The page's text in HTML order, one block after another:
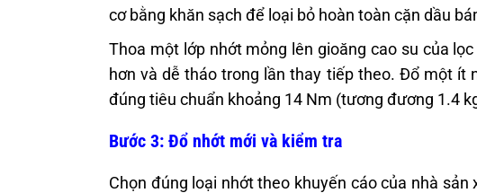
cơ bằng khăn sạch để loại bỏ hoàn toàn cặn dầu
Thoa một lớp nhớt mỏng lên gioăng cao su của
hơn và dễ tháo trong lần thay tiếp theo. Đổ một ít
đúng tiêu chuẩn khoảng 14 Nm (tương đương 1.4
Bước 3: Đổ nhớt mới và kiểm tra
Chọn đúng loại nhớt theo khuyến cáo của nhà